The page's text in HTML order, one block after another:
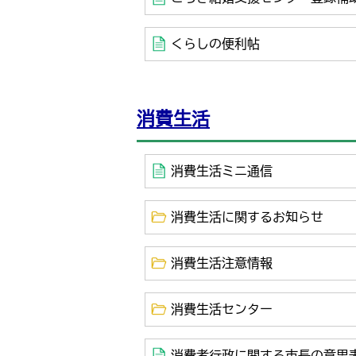
くらしの便利帖
消費生活
消費生活ミニ通信
消費生活に関するお知らせ
消費生活注意情報
消費生活センター